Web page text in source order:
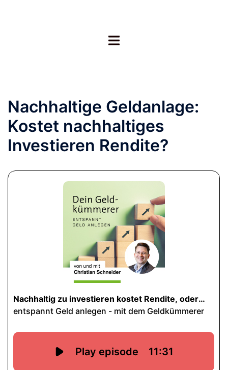
Menü
Nachhaltige Geldanlage:
Kostet nachhaltiges
Investieren Rendite?